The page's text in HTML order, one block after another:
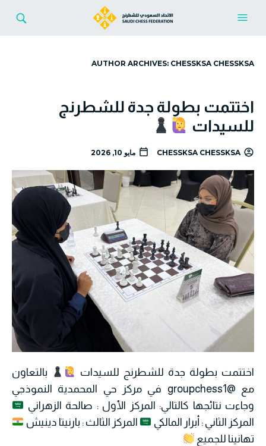
AUTHOR ARCHIVES: CHESSKSA CHESSKSA
اختتمت بطولة جدة للشطرنج
للسيدات
CHESSKSA CHESSKSA مايو 10, 2026
اختتمت بطولة جدة للشطرنج للسيدات
بالتعاون
مع @groupchess1 في مركز حي المحمدية النموذجي
وجاءت نتائجها كالتالي: المركز الأول : صالحة الزهراني
المركز الثاني : أبرار المالكي
المركز الثالث : بارنيتا دينيش
تهانينا للجميع